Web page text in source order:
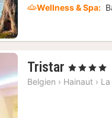
Wellness & Spa:
Tristar 1
natt
, 4 Stjärnor
Belgien › Hainaut ›